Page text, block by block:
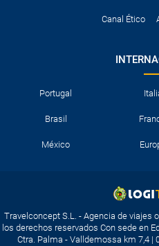
Canal Ético
Portugal
Brasil
México
Travelconcept S.L. - Agencia de viajes
los derechos reservados Con sede en
Ctra. Palma - Valldemossa km 7,4 |